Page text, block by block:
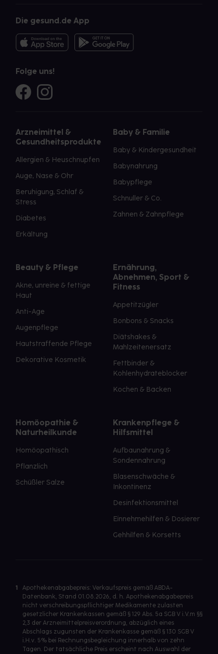
Die gesund.de App
Folge uns!
Arzneimittel &
Gesundheitsprodukte
Allergien & Heuschnupfen
Auge, Nase & Ohr
Beruhigung, Schlaf &
Stress
Diabetes
Erkältung
Baby & Familie
Baby & Kindergesundheit
Babynahrung
Babypflege
Schnuller & Co.
Zahnen & Zahnpflege
Beauty & Pflege
Akne, unreine & fettige
Haut
Anti-Age
Augenpflege
Hautstraffende Pflege
Dekorative Kosmetik
Ernährung,
Abnehmen, Sport &
Fitness
Appetitzügler
Bonbons & Snacks
Diätshakes &
Mahlzeitenersatz
Fettbinder &
Kohlenhydrateblocker
Kochen & Backen
Homöopathie &
Naturheilkunde
Homöopathisch
Pflanzlich
Schüßler Salze
Krankenpflege &
Hilfsmittel
Aufbaunahrung &
Sondennahrung
Blasenschwäche &
Inkontinenz
Desinfektionsmittel
Einnehmehilfen & Dosierer
Gehhilfen & Korsetts
1
Apothekenabgabepreis: Verkaufspreis gemäß ABDA-
Datenbank, Stand 01.08.2026, d. h. Apothekenabgabepreis
nicht verschreibungspflichtiger Medikamente zulasten
gesetzlicher Krankenkassen gemäß § 129 Abs. 5a SGB V i.V.m §§
2,3 der Arzneimittelpreisverordnung, abzüglich eines
Abschlags zugunsten der Krankenkasse gemäß § 130 SGB V
i.H.v. 5% bei Rechnungsbegleichung innerhalb von zehn
Tagen. Der tatsächliche Preis erscheint nach Auswahl der